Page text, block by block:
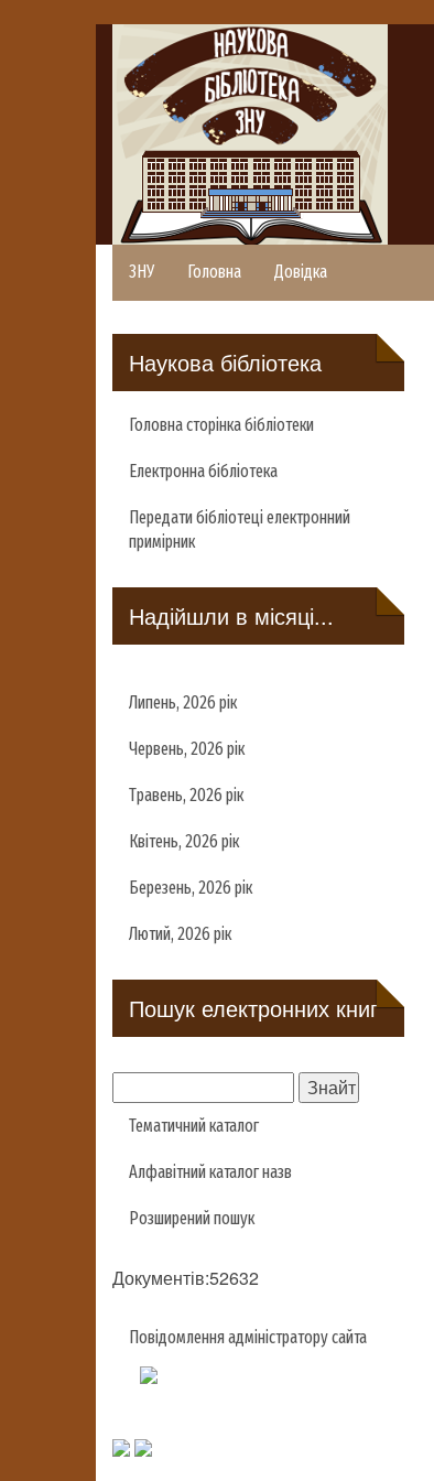
ЗНУ Головна Довідка
Наукова бібліотека
Головна сторінка бібліотеки
Електронна бібліотека
Передати бібліотеці електронний
примірник
Надійшли в місяці...
Липень, 2026 рік
Червень, 2026 рік
Травень, 2026 рік
Квітень, 2026 рік
Березень, 2026 рік
Лютий, 2026 рік
Пошук електронних книг
Тематичний каталог
Алфавітний каталог назв
Розширений пошук
Документів:52632
Повідомлення адміністратору сайта